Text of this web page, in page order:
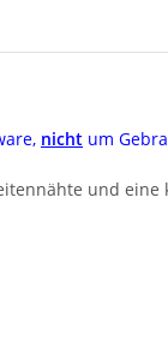
nicht um
und eine